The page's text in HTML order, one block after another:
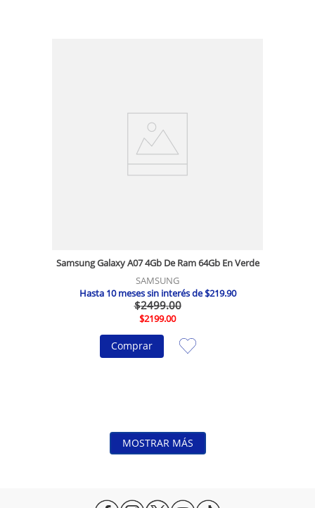
Samsung Galaxy A07 4Gb De Ram 64Gb En Verde
SAMSUNG
Hasta 10meses sin interés de$219.90
$2499.00
$2199.00
Comprar
MOSTRAR MÁS